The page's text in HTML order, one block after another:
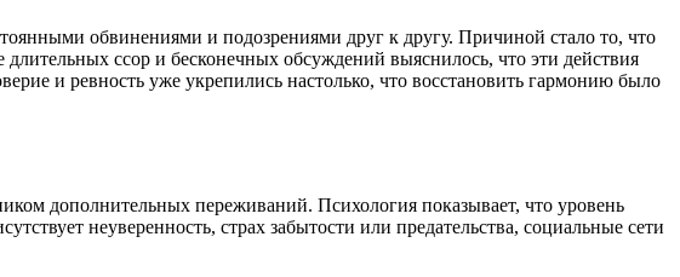
обвинениями и подозрениями друг к другу. Причиной стало то, что
ссор и бесконечных обсуждений выяснилось, что эти действия
и ревность уже укрепились настолько, что восстановить гармонию было
дополнительных переживаний. Психология показывает, что уровень
неуверенность, страх забытости или предательства, социальные сети